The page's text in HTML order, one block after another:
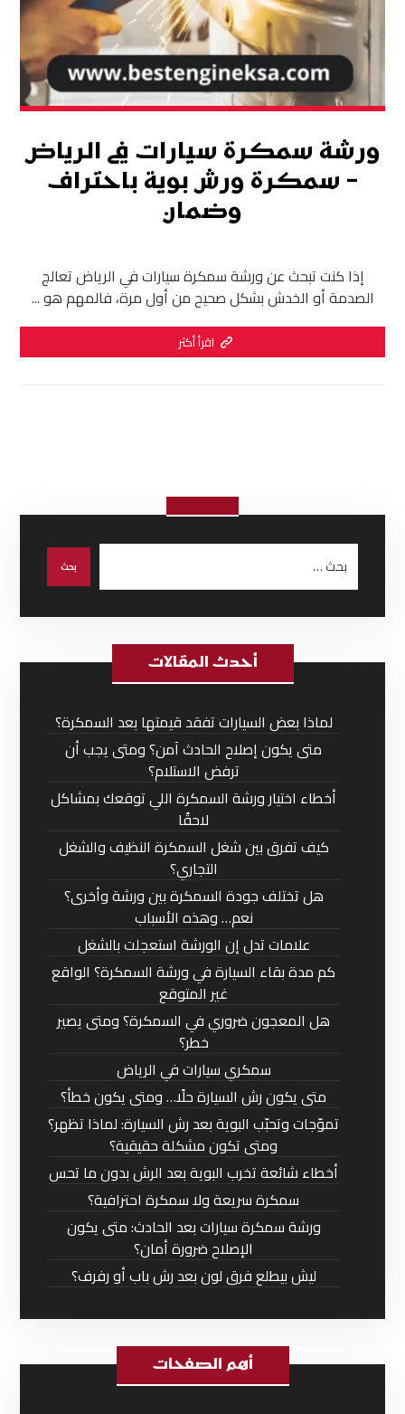
ورشة سمكرة سيارات في الرياض
– سمكرة ورش بوية باحتراف
وضمان
إذا كنت تبحث عن ورشة سمكرة سيارات في الرياض تعالج
الصدمة أو الخدش بشكل صحيح من أول مرة، فالمهم هو ...
اقرأ أكثر
أحدث المقالات
لماذا بعض السيارات تفقد قيمتها بعد السمكرة؟
متى يكون إصلاح الحادث آمن؟ ومتى يجب أن
ترفض الاستلام؟
أخطاء اختيار ورشة السمكرة اللي توقعك بمشاكل
لاحقًا
كيف تفرق بين شغل السمكرة النظيف والشغل
التجاري؟
هل تختلف جودة السمكرة بين ورشة وأخرى؟
نعم… وهذه الأسباب
علامات تدل إن الورشة استعجلت بالشغل
كم مدة بقاء السيارة في ورشة السمكرة؟ الواقع
غير المتوقع
هل المعجون ضروري في السمكرة؟ ومتى يصير
خطر؟
سمكري سيارات في الرياض
متى يكون رش السيارة حلًا… ومتى يكون خطأ؟
تموّجات وتحبّب البوية بعد رش السيارة: لماذا تظهر؟
ومتى تكون مشكلة حقيقية؟
أخطاء شائعة تخرب البوية بعد الرش بدون ما تحس
سمكرة سريعة ولا سمكرة احترافية؟
ورشة سمكرة سيارات بعد الحادث: متى يكون
الإصلاح ضرورة أمان؟
ليش بيطلع فرق لون بعد رش باب أو رفرف؟
أهم الصفحات